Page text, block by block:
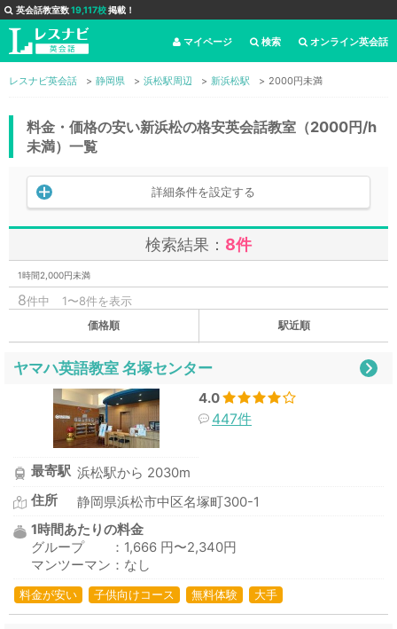
英会話教室数19,117校掲載！
オンライン英会話
検索
マイページ
レスナビ英会話 静岡県 浜松駅周辺 新浜松駅 2000円未満
料金・価格の安い新浜松の格安英会話教室（2000円/h
未満）一覧
詳細条件を設定する
検索結果： 8件
1時間2,000円未満
8件中 1〜8件を表示
価格順 駅近順
ヤマハ英語教室 名塚センター
4.0
447件
最寄駅 浜松駅から 2030m
住所
静岡県浜松市中区名塚町300-1
1時間あたりの料金
グループ ：1,666 円〜2,340円
マンツーマン：なし
料金が安い 子供向けコース 無料体験 大手